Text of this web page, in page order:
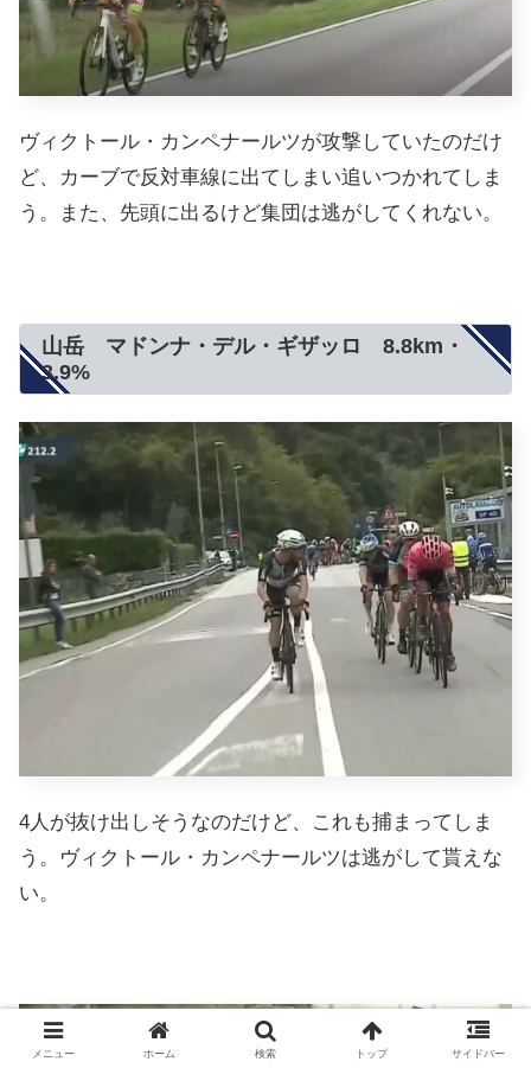
ヴィクトール・カンペナールツが攻撃していたのだけ
ど、カーブで反対車線に出てしまい追いつかれてしま
う。また、先頭に出るけど集団は逃がしてくれない。
山岳 マドンナ・デル・ギザッロ 8.8km・
3.9%
4人が抜け出しそうなのだけど、これも捕まってしま
う。ヴィクトール・カンペナールツは逃がして貰えな
い。
メニュー ホーム 検索 トップ サイドバー